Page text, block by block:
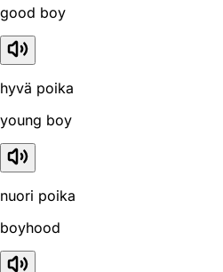
good boy
hyvä poika
young boy
nuori poika
boyhood